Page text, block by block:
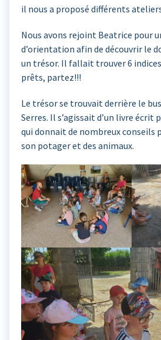
il nous a proposé différents
Nous avons rejoint Beatrice pour
d’orientation afin de découvrir le
un trésor. Il fallait trouver 6
prêts, partez!!!
Le trésor se trouvait derrière le
Serres. Il s’agissait d’un livre écrit
qui donnait de nombreux conseils
son potager et des animaux.